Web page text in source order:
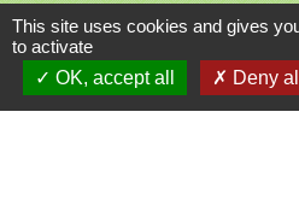
This site uses cookies and gives
to activate
OK, accept all
Deny